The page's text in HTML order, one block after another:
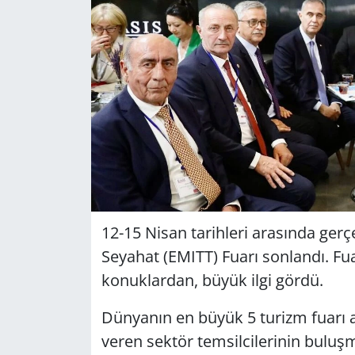
12-15 Nisan tarihleri arasında
Seyahat (EMITT) Fuarı sonlandı.
konuklardan, büyük ilgi gördü.
Dünyanın en büyük 5 turizm
veren sektör temsilcilerinin
GÜNDEM
HABERDE İNSAN
KÜLTÜR SANAT
MAGAZİN
POLİTİKA
RESMİ İLANLAR